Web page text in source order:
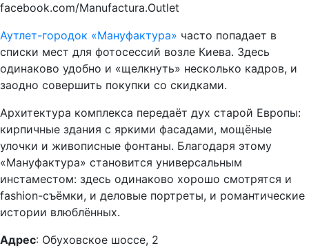
facebook.com/Manufactura.Outlet
Аутлет-городок «Мануфактура» часто попадает в
списки мест для фотосессий возле Киева. Здесь
одинаково удобно и «щелкнуть» несколько кадров, и
заодно совершить покупки со скидками.
Архитектура комплекса передаёт дух старой Европы:
кирпичные здания с яркими фасадами, мощёные
улочки и живописные фонтаны. Благодаря этому
«Мануфактура» становится универсальным
инстаместом: здесь одинаково хорошо смотрятся и
fashion-съёмки, и деловые портреты, и романтические
истории влюблённых.
Адрес: Обуховское шоссе, 2